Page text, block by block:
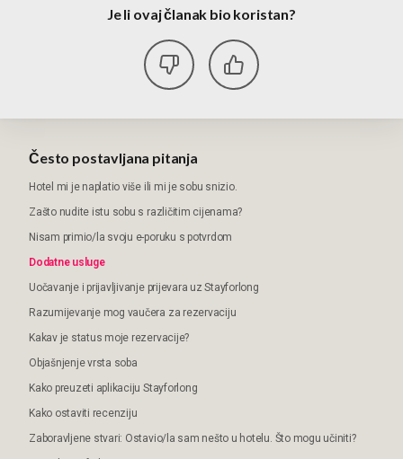
Je li ovaj članak bio koristan?
Često postavljana pitanja
Hotel mi je naplatio više ili mi je sobu snizio.
Zašto nudite istu sobu s različitim cijenama?
Nisam primio/la svoju e-poruku s potvrdom
Dodatne usluge
Uočavanje i prijavljivanje prijevara uz Stayforlong
Razumijevanje mog vaučera za rezervaciju
Kakav je status moje rezervacije?
Objašnjenje vrsta soba
Kako preuzeti aplikaciju Stayforlong
Kako ostaviti recenziju
Zaboravljene stvari: Ostavio/la sam nešto u hotelu. Što mogu učiniti?